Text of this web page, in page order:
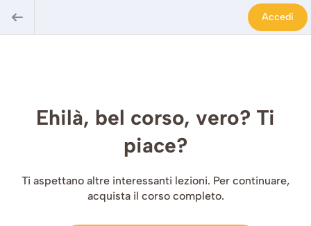
Accedi
Ehilà, bel corso, vero? Ti
piace?
Ti aspettano altre interessanti lezioni. Per continuare,
acquista il corso completo.